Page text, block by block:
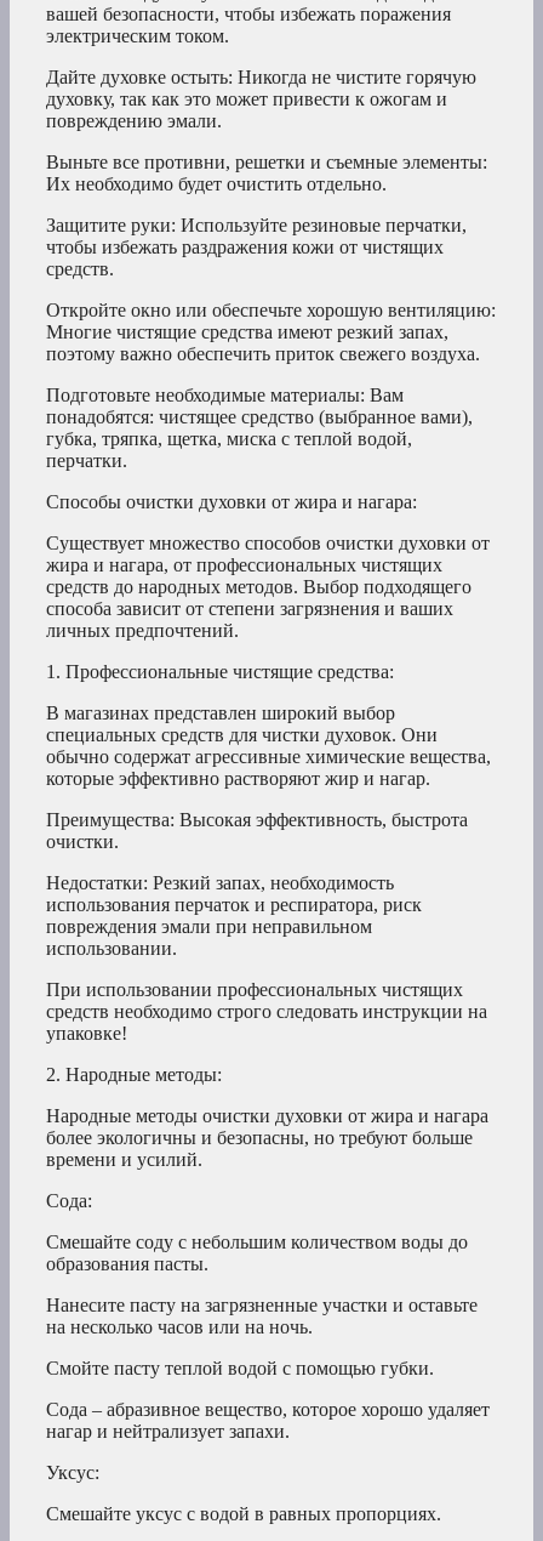
вашей безопасности, чтобы избежать поражения
электрическим током.
Дайте духовке остыть: Никогда не чистите горячую
духовку, так как это может привести к ожогам и
повреждению эмали.
Выньте все противни, решетки и съемные элементы:
Их необходимо будет очистить отдельно.
Защитите руки: Используйте резиновые перчатки,
чтобы избежать раздражения кожи от чистящих
средств.
Откройте окно или обеспечьте хорошую вентиляцию:
Многие чистящие средства имеют резкий запах,
поэтому важно обеспечить приток свежего воздуха.
Подготовьте необходимые материалы: Вам
понадобятся: чистящее средство (выбранное вами),
губка, тряпка, щетка, миска с теплой водой,
перчатки.
Способы очистки духовки от жира и нагара:
Существует множество способов очистки духовки от
жира и нагара, от профессиональных чистящих
средств до народных методов. Выбор подходящего
способа зависит от степени загрязнения и ваших
личных предпочтений.
1. Профессиональные чистящие средства:
В магазинах представлен широкий выбор
специальных средств для чистки духовок. Они
обычно содержат агрессивные химические вещества,
которые эффективно растворяют жир и нагар.
Преимущества: Высокая эффективность, быстрота
очистки.
Недостатки: Резкий запах, необходимость
использования перчаток и респиратора, риск
повреждения эмали при неправильном
использовании.
При использовании профессиональных чистящих
средств необходимо строго следовать инструкции на
упаковке!
2. Народные методы:
Народные методы очистки духовки от жира и нагара
более экологичны и безопасны, но требуют больше
времени и усилий.
Сода:
Смешайте соду с небольшим количеством воды до
образования пасты.
Нанесите пасту на загрязненные участки и оставьте
на несколько часов или на ночь.
Смойте пасту теплой водой с помощью губки.
Сода – абразивное вещество, которое хорошо удаляет
нагар и нейтрализует запахи.
Уксус:
Смешайте уксус с водой в равных пропорциях.